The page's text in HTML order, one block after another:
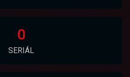
0
SERIÁL